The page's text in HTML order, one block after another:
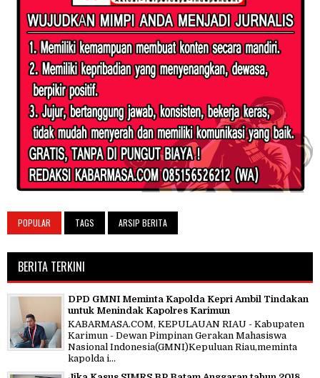
POPULAR TAGS ARSIP BERITA
BERITA TERKINI
DPD GMNI Meminta Kapolda Kepri Ambil Tindakan
untuk Menindak Kapolres Karimun
KABARMASA.COM, KEPULAUAN RIAU - Kabupaten
Karimun - Dewan Pimpinan Gerakan Mahasiswa
Nasional Indonesia(GMNI)Kepuluan Riau,meminta
kapolda i...